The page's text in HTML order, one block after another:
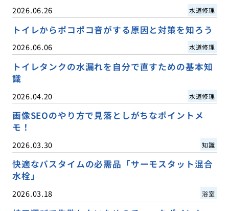
2026.06.26 水道修理
トイレからポコポコ音がする原因と対策を知ろう
2026.06.06 水道修理
トイレタンクの水漏れを自分で直すための基本知
識
2026.04.20 水道修理
画像SEOのやり方で見落としがちなポイントメ
モ！
2026.03.30 知識
快適なバスタイムの必需品「サーモスタット混合
水栓」
2026.03.18 浴室